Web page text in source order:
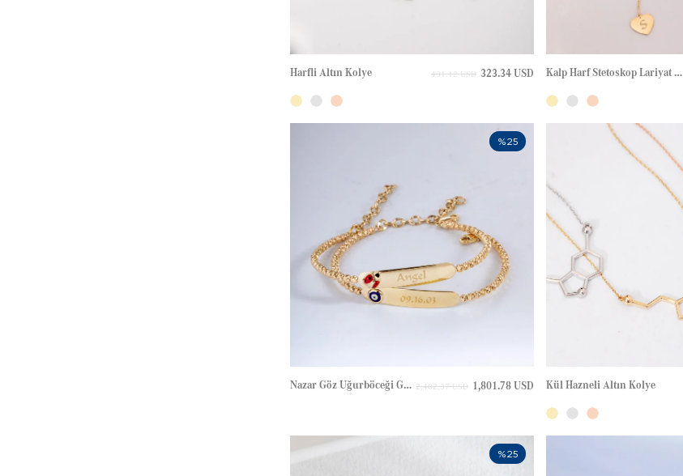
Harfli Altın Kolye 323.34 USD
431.12 USD Kalp Harf Stetoskop Lariyat Altın Kolye
Nazar Göz Uğurböceği Gravürlü Altın Bileklik 1,801.78 USD
2,402.37 USD
%25
Kül Hazneli Altın Kolye
%25